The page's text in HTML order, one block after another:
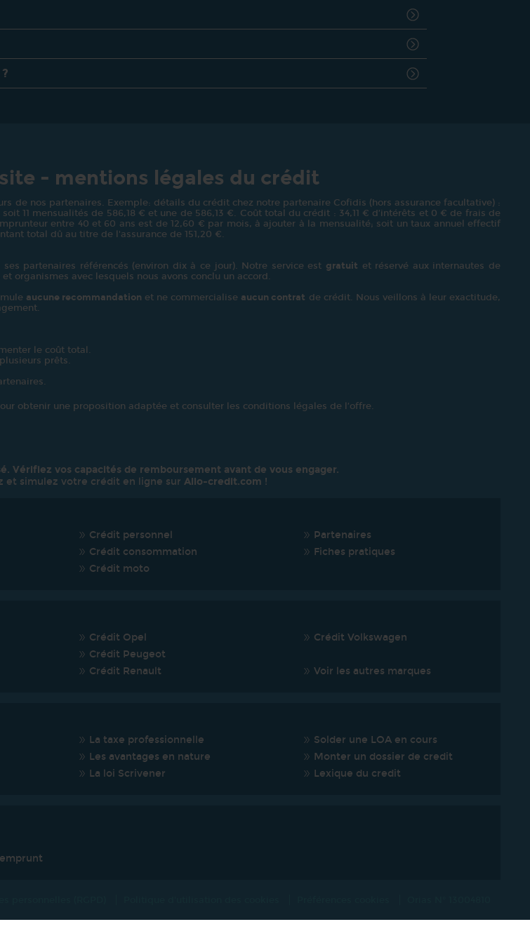
- mentions légales du crédit
de nos partenaires. Exemple: détails du crédit chez notre partenaire Cofidis (hors assurance facultative) :
11 mensualités de 586,18 € et une de 586,13 €. Coût total du crédit : 34,11 € d’intérêts et 0 € de frais de
entre 40 et 60 ans est de 12,60 € par mois, à ajouter à la mensualité; soit un taux annuel effectif
total dû au titre de l'assurance de 151,20 €.
partenaires référencés (environ dix à ce jour). Notre service est gratuit et réservé aux internautes de
organismes avec lesquels nous avons conclu un accord.
aucune recommandation et ne commercialise aucun contrat de crédit. Nous veillons à leur exactitude,
le coût total.
prêts.
obtenir une proposition adaptée et consulter les conditions légales de l’offre.
Vérifiez vos capacités de remboursement avant de vous engager.
et simulez votre crédit en ligne sur Allo-credit.com !
Crédit personnel
Crédit consommation
Crédit moto
Partenaires
Fiches pratiques
Crédit Opel
Crédit Peugeot
Crédit Renault
Crédit Volkswagen
Voir les autres marques
La taxe professionnelle
Les avantages en nature
La loi Scrivener
Solder une LOA en cours
Monter un dossier de credit
Lexique du credit